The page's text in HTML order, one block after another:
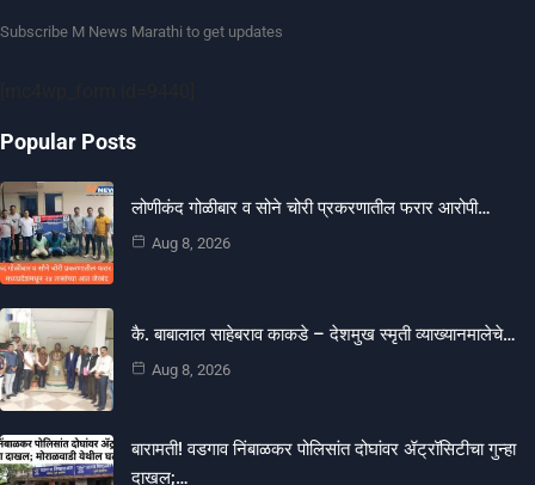
Subscribe M News Marathi to get updates
Popular Posts
लोणीकंद गोळीबार व सोने चोरी प्रकरणातील फरार आरोपी…
Aug 8, 2026
कै. बाबालाल साहेबराव काकडे – देशमुख स्मृती व्याख्यानमालेचे…
Aug 8, 2026
बारामती! वडगाव निंबाळकर पोलिसांत दोघांवर ॲट्रॉसिटीचा गुन्हा
दाखल;…